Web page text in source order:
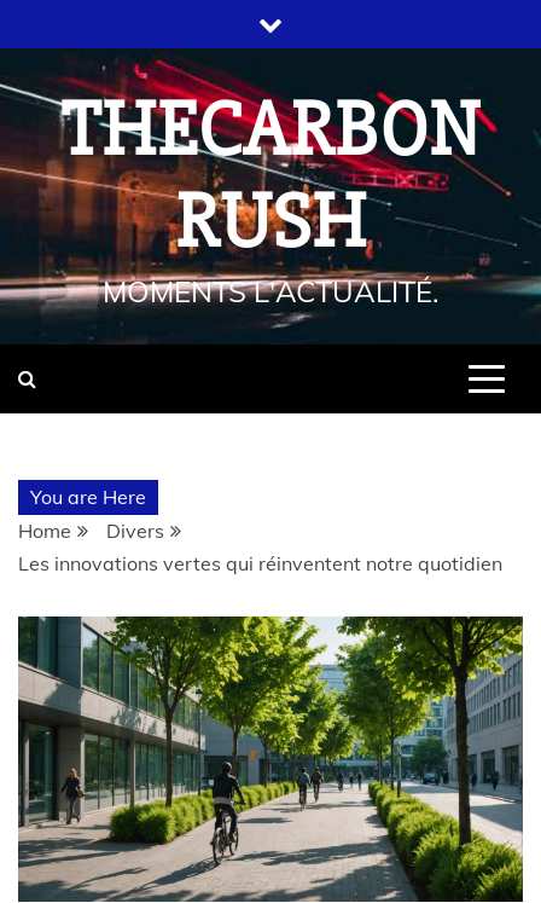
THECARBON
RUSH
MOMENTS L'ACTUALITÉ.
You are Here
Home
Divers
Les innovations vertes qui réinventent notre quotidien